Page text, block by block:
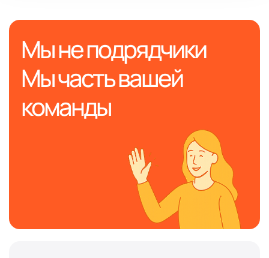
Мы не подрядчики
Мы часть вашей
команды